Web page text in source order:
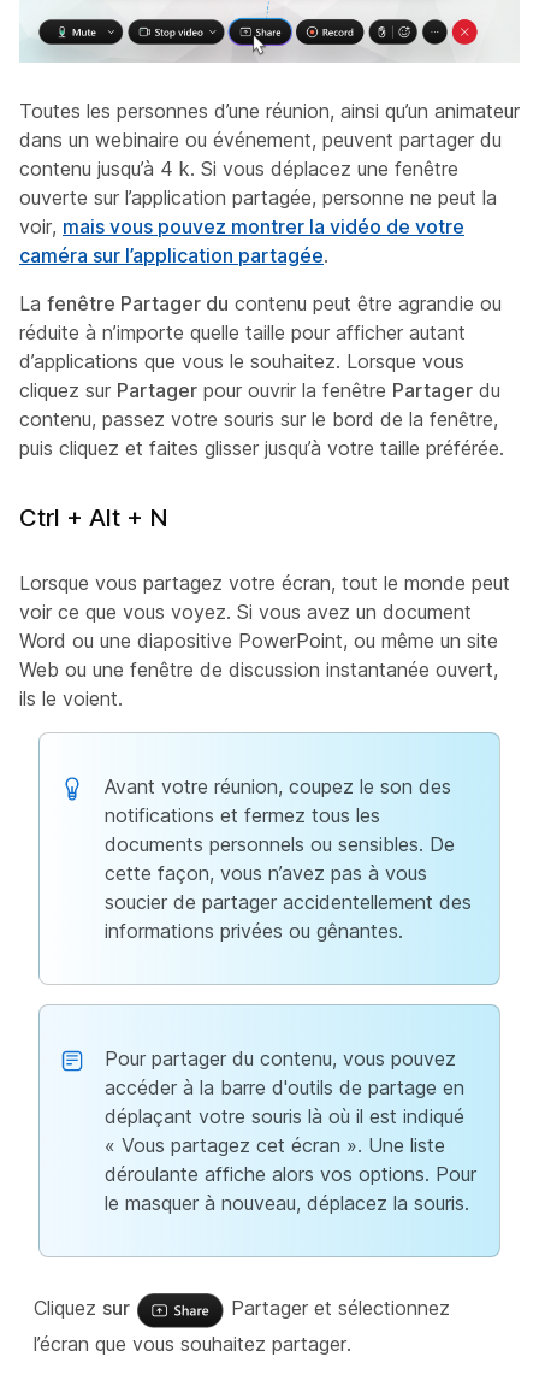
Toutes les personnes d’une réunion, ainsi qu’un animateur
dans un webinaire ou événement, peuvent partager du
contenu jusqu’à 4 k. Si vous déplacez une fenêtre
ouverte sur l’application partagée, personne ne peut la
voir, mais vous pouvez montrer la vidéo de votre
caméra sur l’application partagée.
La fenêtre Partager du contenu peut être agrandie ou
réduite à n’importe quelle taille pour afficher autant
d’applications que vous le souhaitez. Lorsque vous
cliquez sur Partager pour ouvrir la fenêtre Partager du
contenu, passez votre souris sur le bord de la fenêtre,
puis cliquez et faites glisser jusqu’à votre taille préférée.
Ctrl + Alt + N
Lorsque vous partagez votre écran, tout le monde peut
voir ce que vous voyez. Si vous avez un document
Word ou une diapositive PowerPoint, ou même un site
Web ou une fenêtre de discussion instantanée ouvert,
ils le voient.
Avant votre réunion, coupez le son des
notifications et fermez tous les
documents personnels ou sensibles. De
cette façon, vous n’avez pas à vous
soucier de partager accidentellement des
informations privées ou gênantes.
Pour partager du contenu, vous pouvez
accéder à la barre d'outils de partage en
déplaçant votre souris là où il est indiqué
« Vous partagez cet écran ». Une liste
déroulante affiche alors vos options. Pour
le masquer à nouveau, déplacez la souris.
Cliquez sur
Partager et sélectionnez
l’écran que vous souhaitez partager.